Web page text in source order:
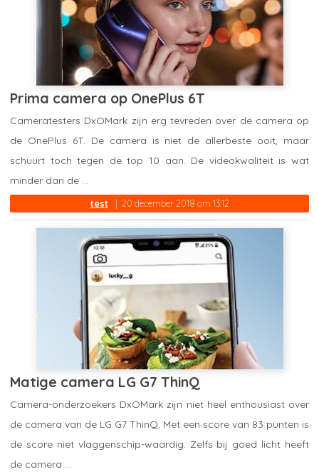
Prima camera op OnePlus 6T
test 20 december 2018 om 13:12
Cameratesters DxOMark zijn erg tevreden over de camera op
de OnePlus 6T. De camera is niet de allerbeste ooit, maar
schuurt toch tegen de top 10 aan. De videokwaliteit is wat
minder dan de ...
Matige camera LG G7 ThinQ
Camera-onderzoekers DxOMark zijn niet heel enthousiast over
de camera van de LG G7 ThinQ. Met een score van 83 punten is
de score niet vlaggenschip-waardig. Zelfs bij goed licht heeft
de camera ...